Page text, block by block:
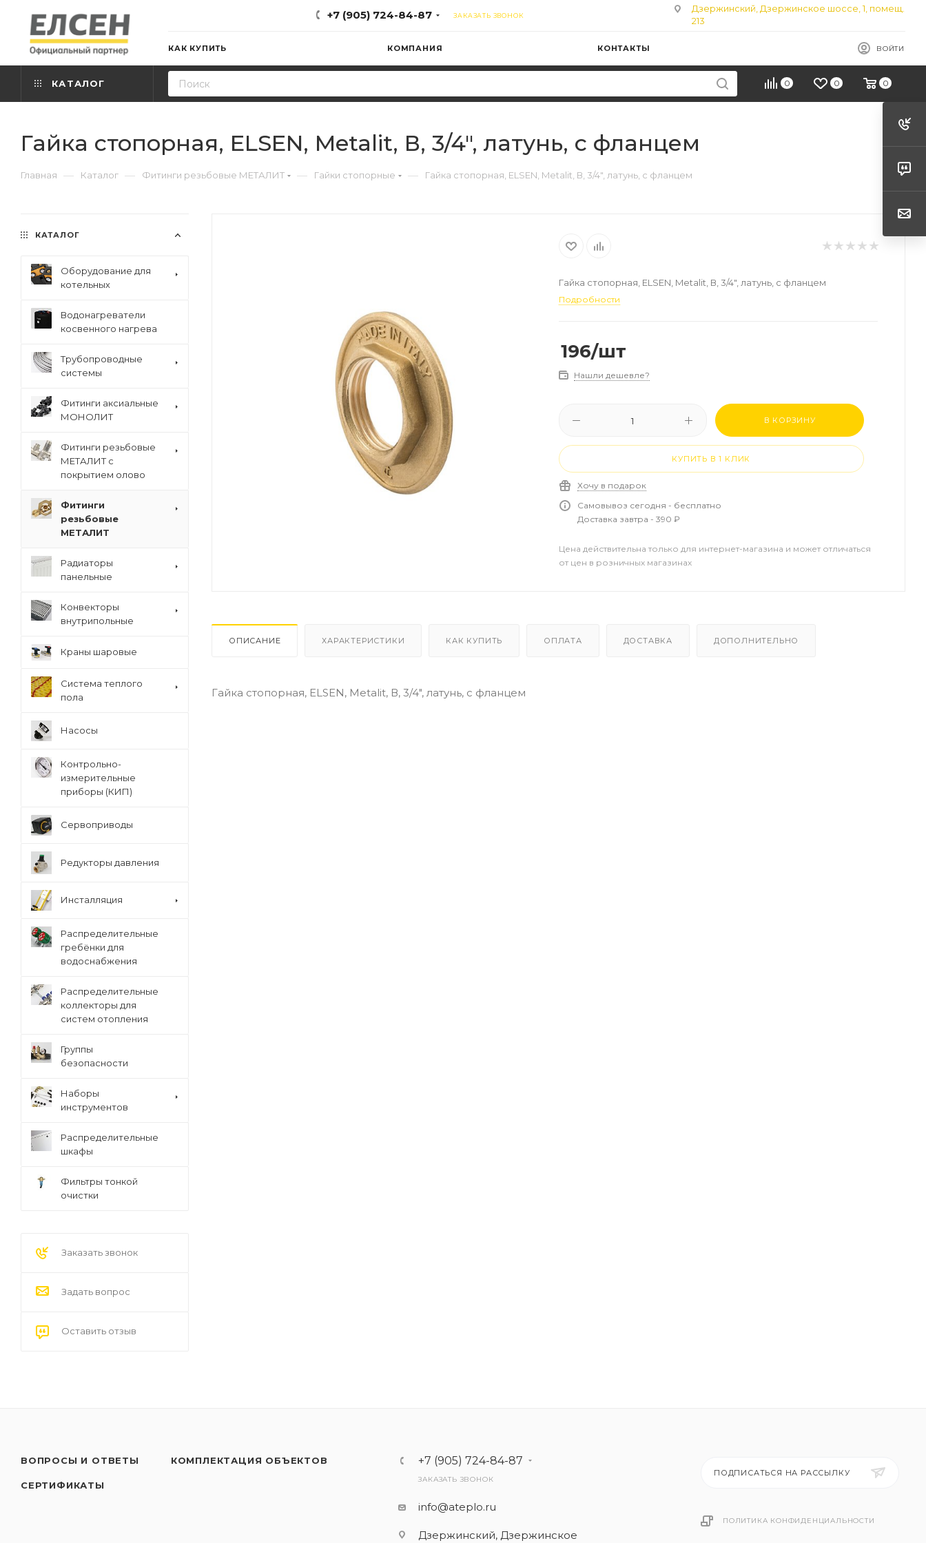
+7 (905) 724-84-87 ЗАКАЗАТЬ ЗВОНОК
Дзержинский, Дзержинское шоссе, 1, помещ.
213
ВОЙТИ
КАК КУПИТЬ КОМПАНИЯ КОНТАКТЫ
0 0 0
КАТАЛОГ
Гайка стопорная, ELSEN, Metalit, В, 3/4", латунь, с фланцем
Главная — Каталог — Фитинги резьбовые МЕТАЛИТ — Гайки стопорные — Гайка стопорная, ELSEN, Metalit, В, 3/4", латунь, с фланцем
Гайка стопорная, ELSEN, Metalit, В, 3/4", латунь, с фланцем
Подробности
196/шт
Нашли дешевле?
В КОРЗИНУ
КУПИТЬ В 1 КЛИК
Хочу в подарок
Самовывоз сегодня - бесплатно
Доставка завтра - 390 ₽
Цена действительна только для интернет-магазина и может отличаться
от цен в розничных магазинах
ОПИСАНИЕ ХАРАКТЕРИСТИКИ КАК КУПИТЬ ОПЛАТА ДОСТАВКА ДОПОЛНИТЕЛЬНО
Гайка стопорная, ELSEN, Metalit, В, 3/4", латунь, с фланцем
КАТАЛОГ
Оборудование для
котельных
Водонагреватели
косвенного нагрева
Трубопроводные
системы
Фитинги аксиальные
МОНОЛИТ
Фитинги резьбовые
МЕТАЛИТ с
покрытием олово
Фитинги
резьбовые
МЕТАЛИТ
Радиаторы
панельные
Конвекторы
внутрипольные
Краны шаровые
Система теплого
пола
Насосы
Контрольно-
измерительные
приборы (КИП)
Сервоприводы
Редукторы давления
Инсталляция
Распределительные
гребёнки для
водоснабжения
Распределительные
коллекторы для
систем отопления
Группы
безопасности
Наборы
инструментов
Распределительные
шкафы
Фильтры тонкой
очистки
Заказать звонок
Задать вопрос
Оставить отзыв
ВОПРОСЫ И ОТВЕТЫ КОМПЛЕКТАЦИЯ ОБЪЕКТОВ
СЕРТИФИКАТЫ
+7 (905) 724-84-87
ЗАКАЗАТЬ ЗВОНОК
info@ateplo.ru
Дзержинский, Дзержинское
ПОДПИСАТЬСЯ НА РАССЫЛКУ
ПОЛИТИКА КОНФИДЕНЦИАЛЬНОСТИ